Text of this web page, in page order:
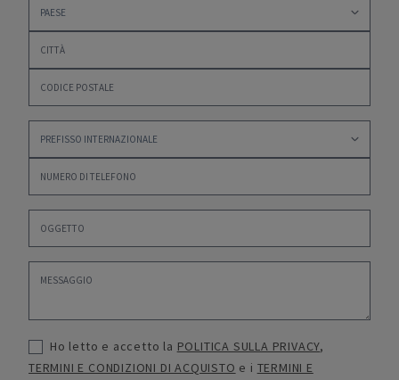
Ho letto e accetto la POLITICA SULLA PRIVACY,
TERMINI E CONDIZIONI DI ACQUISTO e i TERMINI E